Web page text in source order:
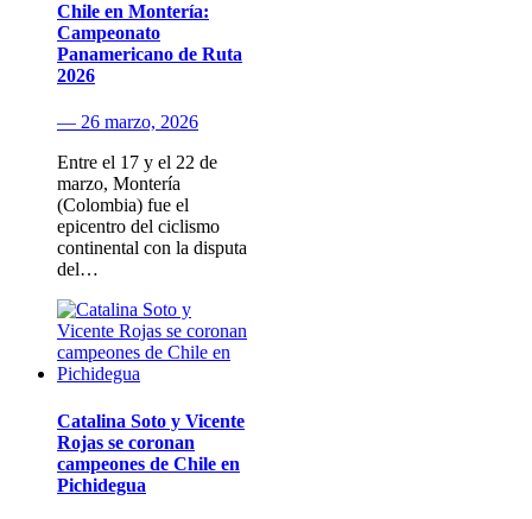
Chile en Montería:
Campeonato
Panamericano de Ruta
2026
— 26 marzo, 2026
Entre el 17 y el 22 de
marzo, Montería
(Colombia) fue el
epicentro del ciclismo
continental con la disputa
del…
Catalina Soto y Vicente
Rojas se coronan
campeones de Chile en
Pichidegua